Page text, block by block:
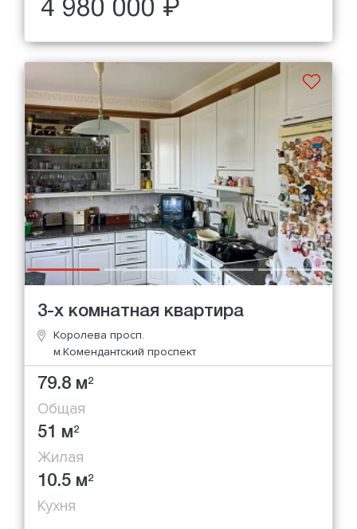
4 980 000 ₽
3-х комнатная квартира
Королева просп.
м.Комендантский проспект
79.8 м2
Общая
51 м2
Жилая
10.5 м2
Кухня